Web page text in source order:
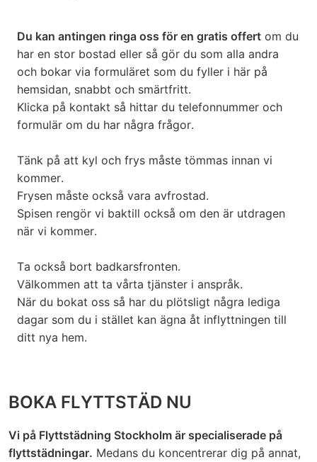
Du kan antingen ringa oss för en gratis offert om du
har en stor bostad eller så gör du som alla andra
och bokar via formuläret som du fyller i här på
hemsidan, snabbt och smärtfritt.
Klicka på kontakt så hittar du telefonnummer och
formulär om du har några frågor.
Tänk på att kyl och frys måste tömmas innan vi
kommer.
Frysen måste också vara avfrostad.
Spisen rengör vi baktill också om den är utdragen
när vi kommer.
Ta också bort badkarsfronten.
Välkommen att ta vårta tjänster i anspråk.
När du bokat oss så har du plötsligt några lediga
dagar som du i stället kan ägna åt inflyttningen till
ditt nya hem.
BOKA FLYTTSTÄD NU
Vi på Flyttstädning Stockholm är specialiserade på
flyttstädningar. Medans du koncentrerar dig på annat,